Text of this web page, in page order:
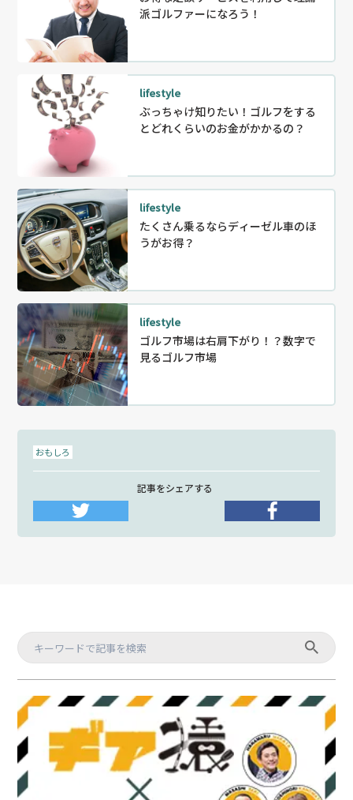
派ゴルファーになろう！
lifestyle
ぶっちゃけ知りたい！ゴルフをする
とどれくらいのお金がかかるの？
lifestyle
たくさん乗るならディーゼル車のほ
うがお得？
lifestyle
ゴルフ市場は右肩下がり！？数字で
見るゴルフ市場
おもしろ
記事をシェアする